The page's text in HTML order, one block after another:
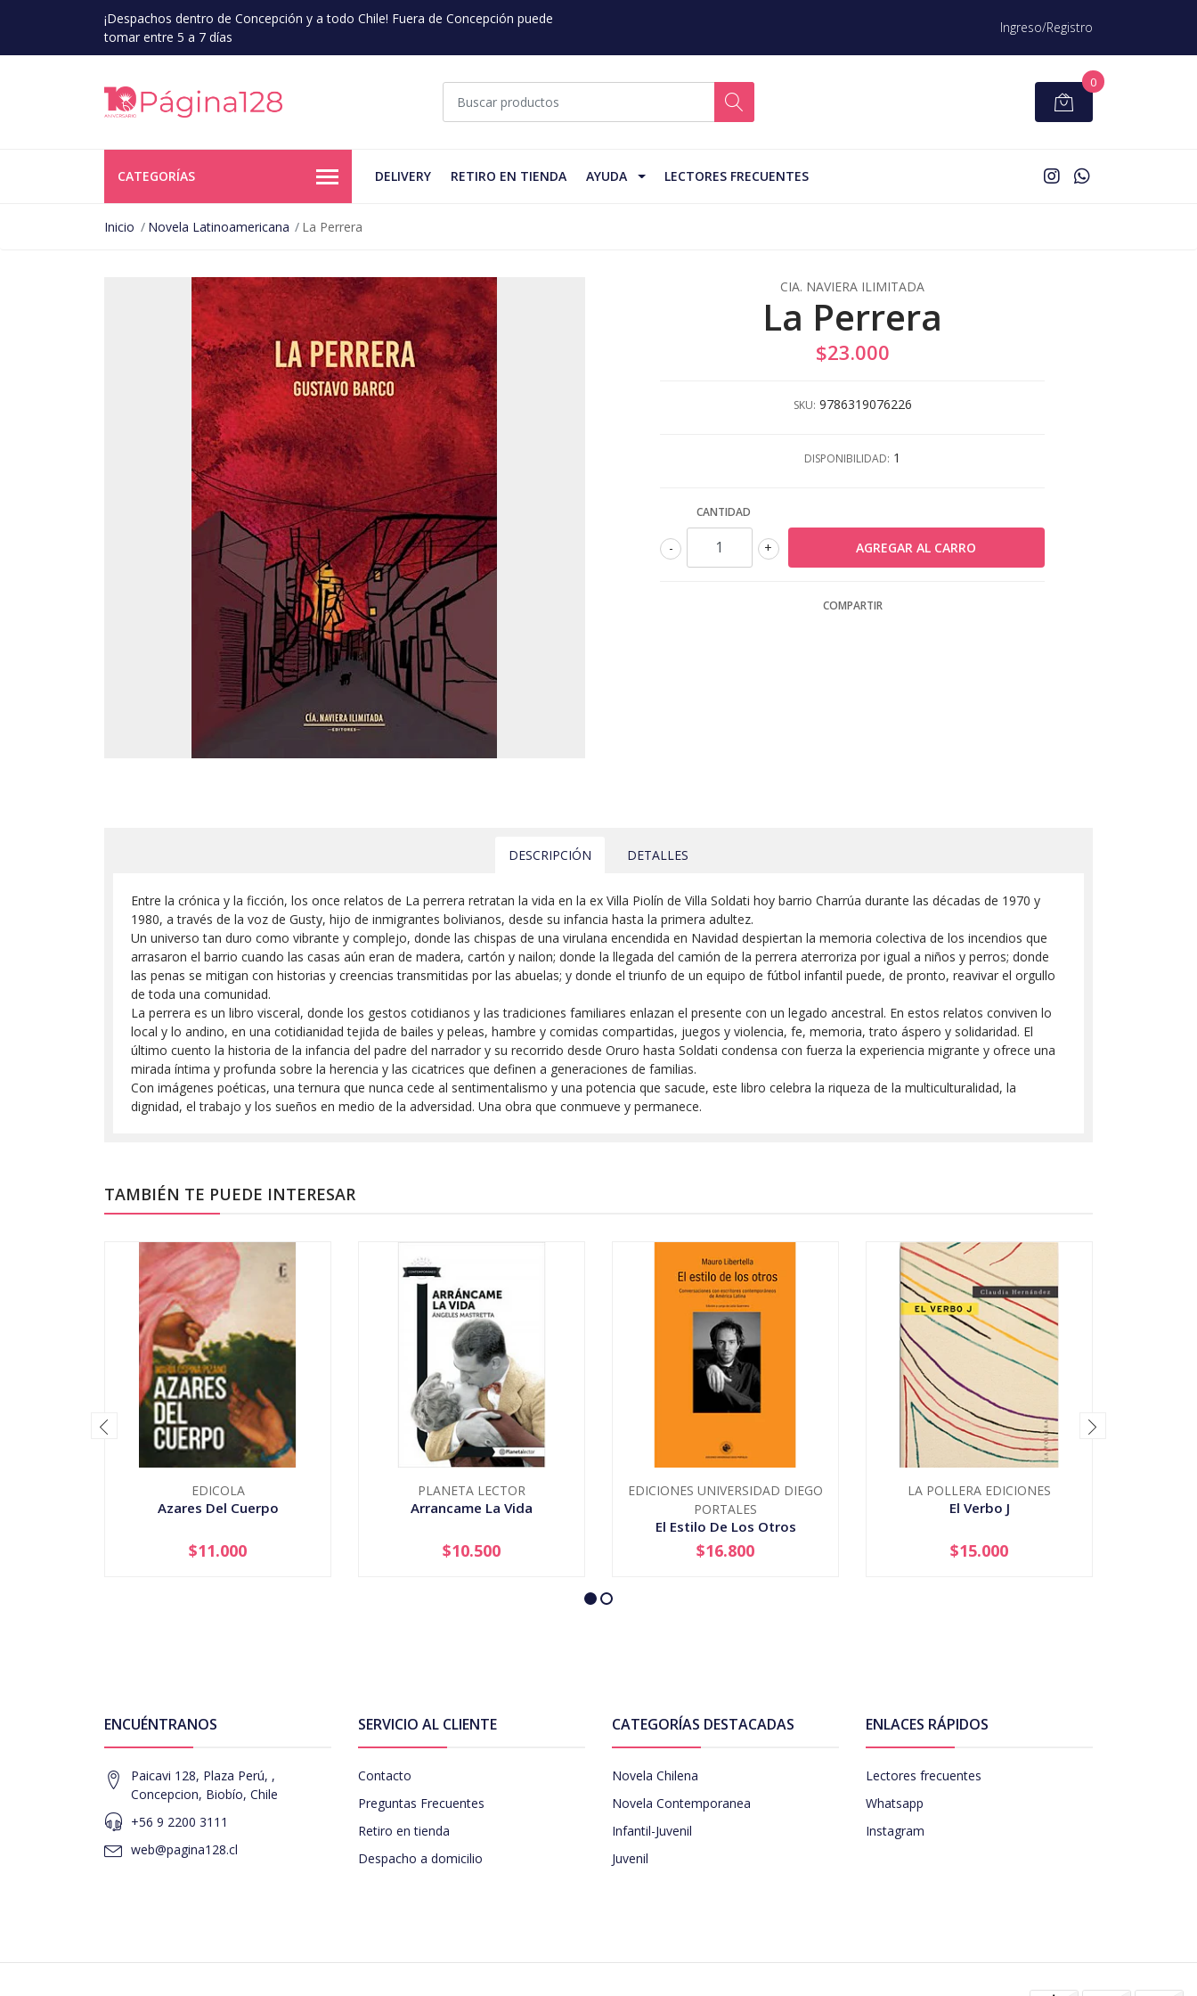
¡Despachos dentro de Concepción y a todo Chile! Fuera de Concepción puede
tomar entre 5 a 7 días
Ingreso/Registro
0
CATEGORÍAS DELIVERY RETIRO EN TIENDA AYUDA LECTORES FRECUENTES
Inicio Novela Latinoamericana La Perrera
CIA. NAVIERA ILIMITADA
La Perrera
$23.000
SKU: 9786319076226
DISPONIBILIDAD: 1
CANTIDAD
+
-
COMPARTIR
DESCRIPCIÓN DETALLES
Entre la crónica y la ficción, los once relatos de La perrera retratan la vida en la ex Villa Piolín de Villa Soldati hoy barrio Charrúa durante las décadas de 1970 y
1980, a través de la voz de Gusty, hijo de inmigrantes bolivianos, desde su infancia hasta la primera adultez.
Un universo tan duro como vibrante y complejo, donde las chispas de una virulana encendida en Navidad despiertan la memoria colectiva de los incendios que
arrasaron el barrio cuando las casas aún eran de madera, cartón y nailon; donde la llegada del camión de la perrera aterroriza por igual a niños y perros; donde
las penas se mitigan con historias y creencias transmitidas por las abuelas; y donde el triunfo de un equipo de fútbol infantil puede, de pronto, reavivar el orgullo
de toda una comunidad.
La perrera es un libro visceral, donde los gestos cotidianos y las tradiciones familiares enlazan el presente con un legado ancestral. En estos relatos conviven lo
local y lo andino, en una cotidianidad tejida de bailes y peleas, hambre y comidas compartidas, juegos y violencia, fe, memoria, trato áspero y solidaridad. El
último cuento la historia de la infancia del padre del narrador y su recorrido desde Oruro hasta Soldati condensa con fuerza la experiencia migrante y ofrece una
mirada íntima y profunda sobre la herencia y las cicatrices que definen a generaciones de familias.
Con imágenes poéticas, una ternura que nunca cede al sentimentalismo y una potencia que sacude, este libro celebra la riqueza de la multiculturalidad, la
dignidad, el trabajo y los sueños en medio de la adversidad. Una obra que conmueve y permanece.
TAMBIÉN TE PUEDE INTERESAR
EDICOLA
Azares Del Cuerpo
+
$11.000
PLANETA LECTOR
Arrancame La Vida
+
$10.500
EDICIONES UNIVERSIDAD DIEGO
PORTALES
El Estilo De Los Otros
+
$16.800
LA POLLERA EDICIONES
El Verbo J
+
$15.000
ENCUÉNTRANOS
Paicavi 128, Plaza Perú, ,
Concepcion, Biobío, Chile
+56 9 2200 3111
web@pagina128.cl
SERVICIO AL CLIENTE
Contacto
Preguntas Frecuentes
Retiro en tienda
Despacho a domicilio
CATEGORÍAS DESTACADAS
Novela Chilena
Novela Contemporanea
Infantil-Juvenil
Juvenil
ENLACES RÁPIDOS
Lectores frecuentes
Whatsapp
Instagram